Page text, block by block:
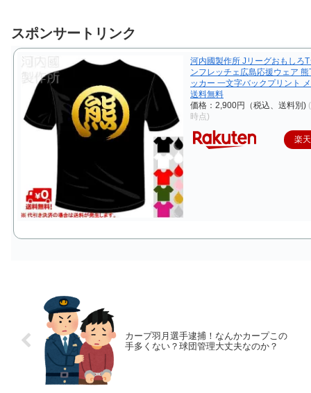
スポンサートリンク
河内國製作所 Jリーグおもしろ
ンフレッチェ広島応援ウェア
ッカー 一文字バックプリント
送料無料
価格：2,900円（税込、送料別)
時点)
楽
カープ羽月選手逮捕！なんかカープこの
手多くない？球団管理大丈夫なのか？